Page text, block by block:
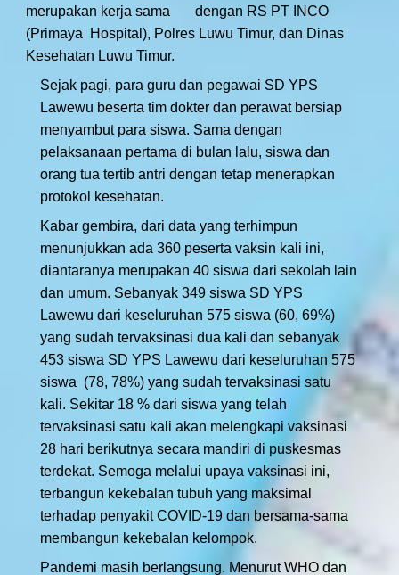
merupakan kerja sama dengan RS PT INCO
(Primaya Hospital), Polres Luwu Timur, dan Dinas
Kesehatan Luwu Timur.
Sejak pagi, para guru dan pegawai SD YPS
Lawewu beserta tim dokter dan perawat bersiap
menyambut para siswa. Sama dengan
pelaksanaan pertama di bulan lalu, siswa dan
orang tua tertib antri dengan tetap menerapkan
protokol kesehatan.
Kabar gembira, dari data yang terhimpun
menunjukkan ada 360 peserta vaksin kali ini,
diantaranya merupakan 40 siswa dari sekolah lain
dan umum. Sebanyak 349 siswa SD YPS
Lawewu dari keseluruhan 575 siswa (60, 69%)
yang sudah tervaksinasi dua kali dan sebanyak
453 siswa SD YPS Lawewu dari keseluruhan 575
siswa (78, 78%) yang sudah tervaksinasi satu
kali. Sekitar 18 % dari siswa yang telah
tervaksinasi satu kali akan melengkapi vaksinasi
28 hari berikutnya secara mandiri di puskesmas
terdekat. Semoga melalui upaya vaksinasi ini,
terbangun kekebalan tubuh yang maksimal
terhadap penyakit COVID-19 dan bersama-sama
membangun kekebalan kelompok.
Pandemi masih berlangsung. Menurut WHO dan